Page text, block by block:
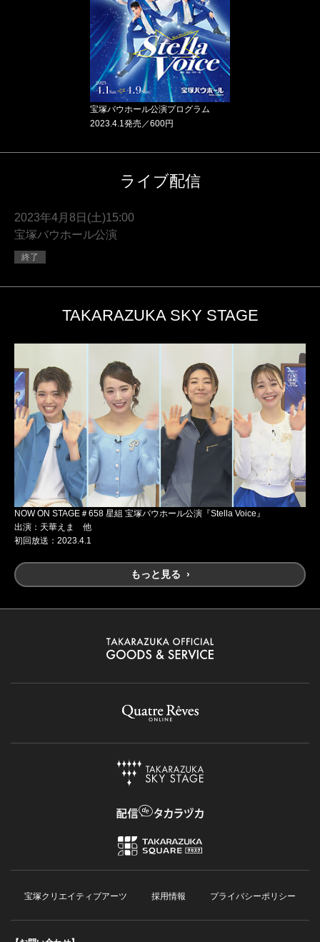
宝塚バウホール公演プログラム
2023.4.1発売／600円
ライブ配信
2023年4月8日(土)15:00
宝塚バウホール公演
終了
TAKARAZUKA SKY STAGE
NOW ON STAGE＃658 星組 宝塚バウホール公演『Stella Voice』
出演：天華えま 他
初回放送：2023.4.1
もっと見る ›
宝塚クリエイティブアーツ 採用情報 プライバシーポリシー